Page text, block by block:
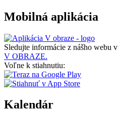
Mobilná aplikácia
Sledujte informácie z nášho webu v
V OBRAZE.
Voľne k stiahnutiu:
Kalendár